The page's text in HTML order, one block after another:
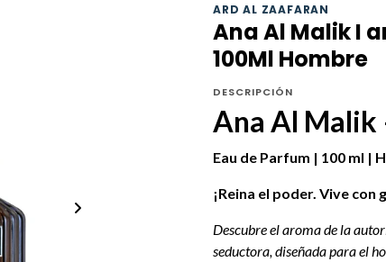
ARD AL ZAAFARAN
Ana Al Malik I
100Ml Hombre
DESCRIPCIÓN
Ana Al Malik
Eau de Parfum | 100 ml |
¡Reina el poder. Vive con
Descubre el aroma de la
seductora, diseñada para el